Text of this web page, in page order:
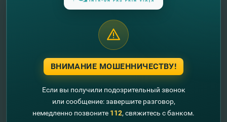
Подробнее
MDL
движимое / недвижимое имущество
ВНИМАНИЕ МОШЕННИЧЕСТВУ!
Если вы получили подозрительный звонок
или сообщение: завершите разговор,
немедленно позвоните 112, свяжитесь с банком.